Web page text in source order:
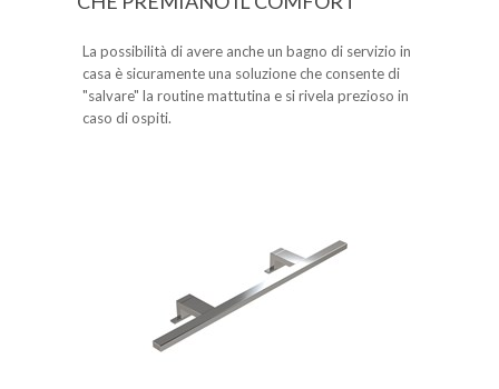
La possibilità di avere anche un bagno di servizio in
casa è sicuramente una soluzione che consente di
"salvare" la routine mattutina e si rivela prezioso in
caso di ospiti.